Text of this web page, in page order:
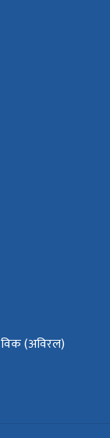
विक (अविरल)